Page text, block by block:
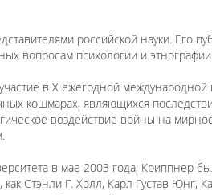
российской науки. Его
вопросам психологии и
в X ежегодной
кошмарах, являющихся
воздействие войны на
в мае 2003 года, Криппнер
Стэнли Г. Холл, Карл Густав Юнг,